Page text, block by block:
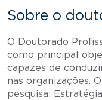
Sobre o
O Doutorado
como principal
capazes de
nas organizações.
pesquisa: